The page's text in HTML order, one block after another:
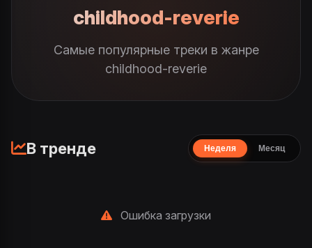
childhood-reverie
Самые популярные треки в жанре
childhood-reverie
В тренде Неделя Месяц
Ошибка загрузки